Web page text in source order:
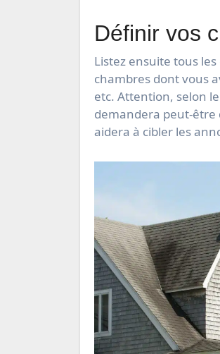
Définir vos
Listez ensuite tous
chambres dont vous
etc. Attention, selon
demandera peut-être
aidera à cibler les